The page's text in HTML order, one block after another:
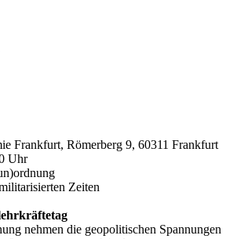
Frankfurt, Römerberg 9, 60311 Frankfurt
Uhr
Zeiten
nehmen die geopolitischen Spannungen